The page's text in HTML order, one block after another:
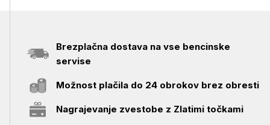
Brezplačna dostava na vse bencinske
servise
Možnost plačila do 24 obrokov brez obresti
Nagrajevanje zvestobe z Zlatimi točkami